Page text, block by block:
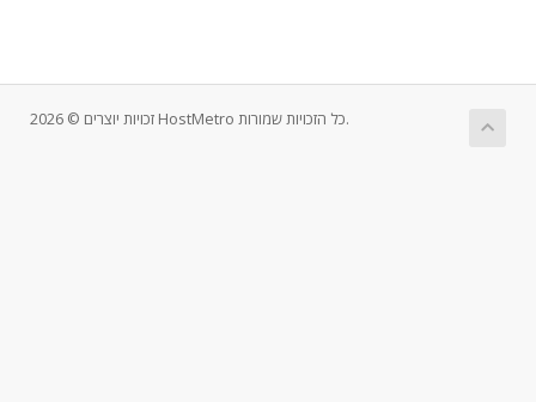
זכויות יוצרים © 2026 HostMetro כל הזכויות שמורות.